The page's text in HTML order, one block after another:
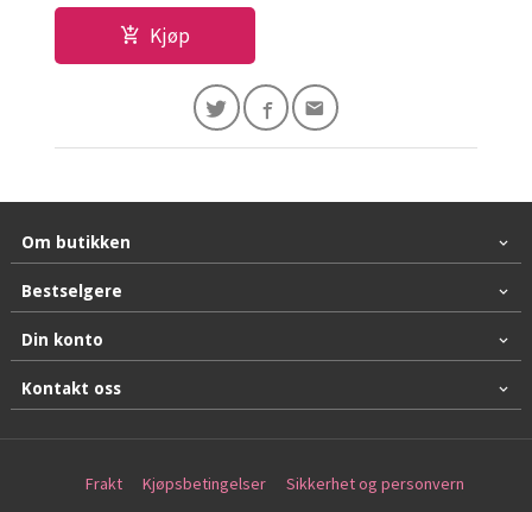
Kjøp
Om butikken
Bestselgere
Din konto
Kontakt oss
Frakt Kjøpsbetingelser Sikkerhet og personvern